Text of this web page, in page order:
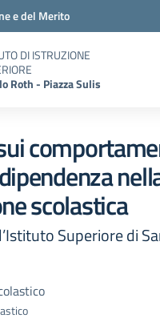
e del Merito
DI ISTRUZIONE
Roth - Piazza Sulis
scolastica
Superiore di